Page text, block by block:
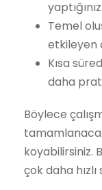
Temel
etkileyen
Kısa
daha
Böylece
koyabilirsiniz.
çok daha